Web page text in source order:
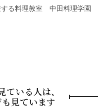
る料理教室 中田料理学園
ている人は、
見ています